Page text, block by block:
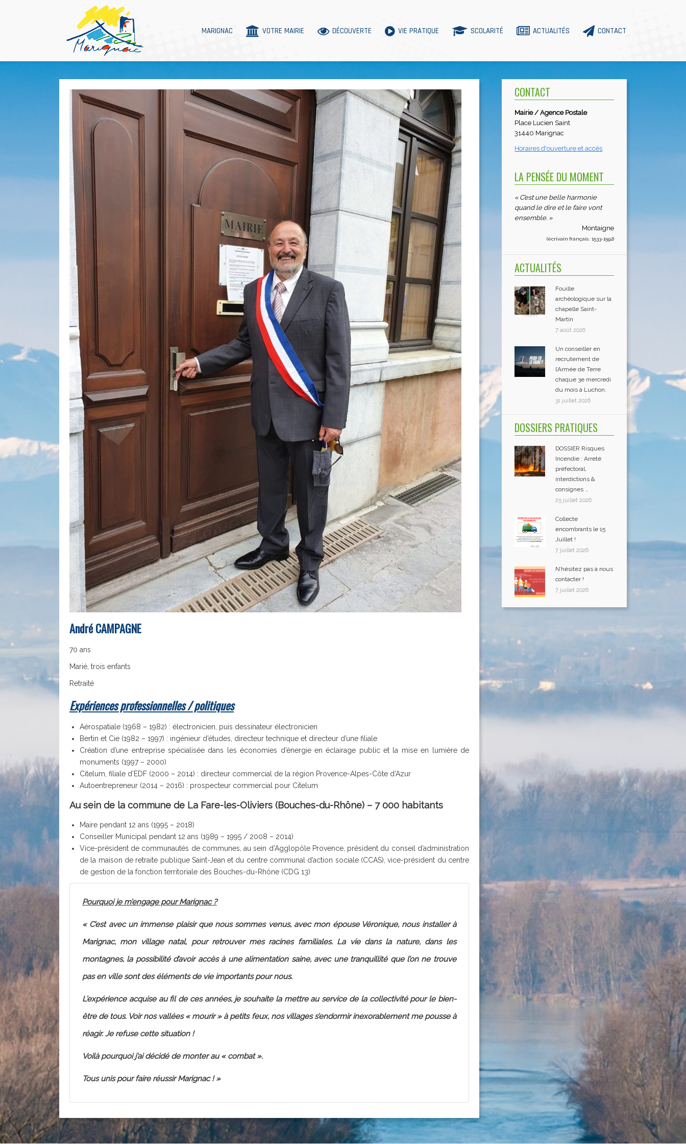
MARIGNAC VOTRE MAIRIE DÉCOUVERTE VIE PRATIQUE SCOLARITÉ ACTUALITÉS CONTACT
André CAMPAGNE
70 ans
Marié, trois enfants
Retraité
Expériences professionnelles / politiques
Aérospatiale (1968 – 1982) : électronicien, puis dessinateur électronicien
Bertin et Cie (1982 – 1997) : ingénieur d’études, directeur technique et directeur d’une filiale
Création d’une entreprise spécialisée dans les économies d’énergie en éclairage public et la mise en lumière de
monuments (1997 – 2000)
Citelum, filiale d’EDF (2000 – 2014) : directeur commercial de la région Provence-Alpes-Côte d’Azur
Autoentrepreneur (2014 – 2016) : prospecteur commercial pour Citelum
Au sein de la commune de La Fare-les-Oliviers (Bouches-du-Rhône) – 7 000 habitants
Maire pendant 12 ans (1995 – 2018)
Conseiller Municipal pendant 12 ans (1989 – 1995 / 2008 – 2014)
Vice-président de communautés de communes, au sein d’Agglopôle Provence, président du conseil d’administration
de la maison de retraite publique Saint-Jean et du centre communal d’action sociale (CCAS), vice-président du centre
de gestion de la fonction territoriale des Bouches-du-Rhône (CDG 13)
Pourquoi je m’engage pour Marignac ?
« C’est avec un immense plaisir que nous sommes venus, avec mon épouse Véronique, nous installer à
Marignac, mon village natal, pour retrouver mes racines familiales. La vie dans la nature, dans les
montagnes, la possibilité d’avoir accès à une alimentation saine, avec une tranquillité que l’on ne trouve
pas en ville sont des éléments de vie importants pour nous.
L’expérience acquise au fil de ces années, je souhaite la mettre au service de la collectivité pour le bien-
être de tous. Voir nos vallées « mourir » à petits feux, nos villages s’endormir inexorablement me pousse à
réagir. Je refuse cette situation !
Voilà pourquoi j’ai décidé de monter au « combat ».
Tous unis pour faire réussir Marignac ! »
CONTACT
Mairie / Agence Postale
Place Lucien Saint
31440 Marignac
Horaires d'ouverture et accès
LA PENSÉE DU MOMENT
« C’est une belle harmonie
quand le dire et le faire vont
ensemble. »
Montaigne
(écrivain français : 1533-1592)
ACTUALITÉS
Fouille
archéologique sur la
chapelle Saint-
Martin
7 août 2026
Un conseiller en
recrutement de
l’Armée de Terre
chaque 3e mercredi
du mois à Luchon.
31 juillet 2026
DOSSIERS PRATIQUES
DOSSIER Risques
Incendie : Arreté
préfectoral,
interdictions &
consignes …
25 juillet 2026
Collecte
encombrants le 15
Juillet !
7 juillet 2026
N’hésitez pas à nous
contacter !
7 juillet 2026